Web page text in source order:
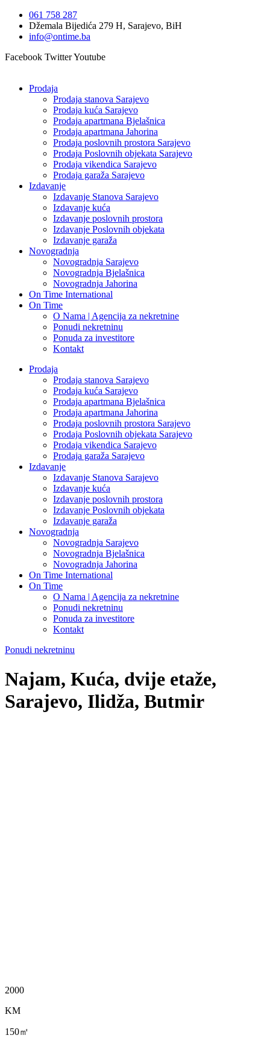
sadržaj
061 758 287
Džemala Bijedića 279 H, Sarajevo, BiH
info@ontime.ba
Facebook TwitterYoutube
Prodaja
Prodaja stanova Sarajevo
Prodaja kuća Sarajevo
Prodaja apartmana Bjelašnica
Prodaja apartmana Jahorina
Prodaja poslovnih prostora Sarajevo
Prodaja Poslovnih objekata Sarajevo
Prodaja vikendica Sarajevo
Prodaja garaža Sarajevo
Izdavanje
Izdavanje Stanova Sarajevo
Izdavanje kuća
Izdavanje poslovnih prostora
Izdavanje Poslovnih objekata
Izdavanje garaža
Novogradnja
Novogradnja Sarajevo
Novogradnja Bjelašnica
Novogradnja Jahorina
On Time International
On Time
O Nama | Agencija za nekretnine
Ponudi nekretninu
Ponuda za investitore
Kontakt
Prodaja
Prodaja stanova Sarajevo
Prodaja kuća Sarajevo
Prodaja apartmana Bjelašnica
Prodaja apartmana Jahorina
Prodaja poslovnih prostora Sarajevo
Prodaja Poslovnih objekata Sarajevo
Prodaja vikendica Sarajevo
Prodaja garaža Sarajevo
Izdavanje
Izdavanje Stanova Sarajevo
Izdavanje kuća
Izdavanje poslovnih prostora
Izdavanje Poslovnih objekata
Izdavanje garaža
Novogradnja
Novogradnja Sarajevo
Novogradnja Bjelašnica
Novogradnja Jahorina
On Time International
On Time
O Nama | Agencija za nekretnine
Ponudi nekretninu
Ponuda za investitore
Kontakt
Ponudi nekretninu
Najam, Kuća, dvije etaže,
Sarajevo, Ilidža, Butmir
2000
KM
150㎡